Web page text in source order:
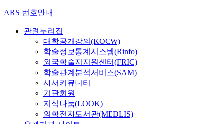
ARS 번호안내
관련누리집
대학공개강의(KOCW)
학술정보통계시스템(Rinfo)
외국학술지지원센터(FRIC)
학술관계분석서비스(SAM)
사서커뮤니티
기관회원
지식나눔(LOOK)
의학전자도서관(MEDLIS)